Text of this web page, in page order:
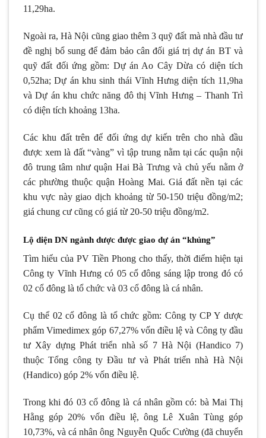
11,29ha.
Ngoài ra, Hà Nội cũng giao thêm 3 quỹ đất mà nhà đầu tư
đề nghị bổ sung để đảm bảo cân đối giá trị dự án BT và
quỹ đất đối ứng gồm: Dự án Ao Cây Dừa có diện tích
0,52ha; Dự án khu sinh thái Vĩnh Hưng diện tích 11,9ha
và Dự án khu chức năng đô thị Vĩnh Hưng – Thanh Trì
có diện tích khoảng 13ha.
Các khu đất trên để đối ứng dự kiến trên cho nhà đầu
được xem là đất “vàng” vì tập trung nằm tại các quận nội
đô trung tâm như quận Hai Bà Trưng và chủ yếu nằm ở
các phường thuộc quận Hoàng Mai. Giá đất nền tại các
khu vực này giao dịch khoảng từ 50-150 triệu đồng/m2;
giá chung cư cũng có giá từ 20-50 triệu đồng/m2.
Lộ diện DN ngành dược được giao dự án “khủng”
Tìm hiểu của PV Tiền Phong cho thấy, thời điểm hiện tại
Công ty Vĩnh Hưng có 05 cổ đông sáng lập trong đó có
02 cổ đông là tổ chức và 03 cổ đông là cá nhân.
Cụ thể 02 cổ đông là tổ chức gồm: Công ty CP Y dược
phẩm Vimedimex góp 67,27% vốn điều lệ và Công ty đầu
tư Xây dựng Phát triển nhà số 7 Hà Nội (Handico 7)
thuộc Tổng công ty Đầu tư và Phát triển nhà Hà Nội
(Handico) góp 2% vốn điều lệ.
Trong khi đó 03 cổ đông là cá nhân gồm có: bà Mai Thị
Hằng góp 20% vốn điều lệ, ông Lê Xuân Tùng góp
10,73%, và cá nhân ông Nguyễn Quốc Cường (đã chuyển